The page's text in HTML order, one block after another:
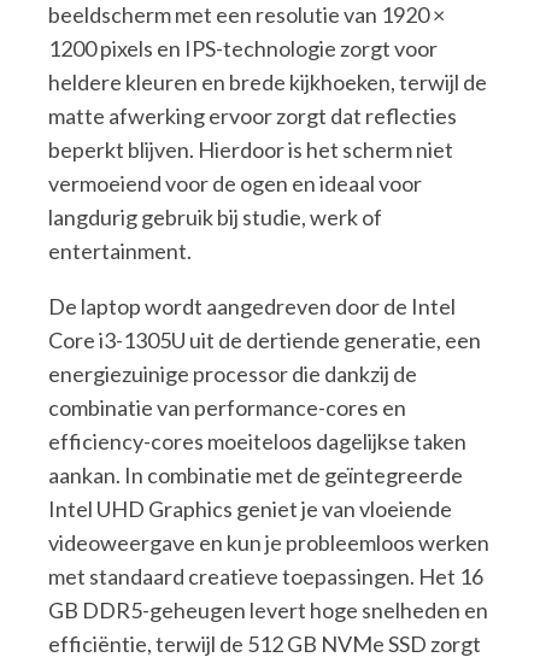
beeldscherm met een resolutie van 1920 ×
1200 pixels en IPS-technologie zorgt voor
heldere kleuren en brede kijkhoeken, terwijl de
matte afwerking ervoor zorgt dat reflecties
beperkt blijven. Hierdoor is het scherm niet
vermoeiend voor de ogen en ideaal voor
langdurig gebruik bij studie, werk of
entertainment.
De laptop wordt aangedreven door de Intel
Core i3-1305U uit de dertiende generatie, een
energiezuinige processor die dankzij de
combinatie van performance-cores en
efficiency-cores moeiteloos dagelijkse taken
aankan. In combinatie met de geïntegreerde
Intel UHD Graphics geniet je van vloeiende
videoweergave en kun je probleemloos werken
met standaard creatieve toepassingen. Het 16
GB DDR5-geheugen levert hoge snelheden en
efficiëntie, terwijl de 512 GB NVMe SSD zorgt